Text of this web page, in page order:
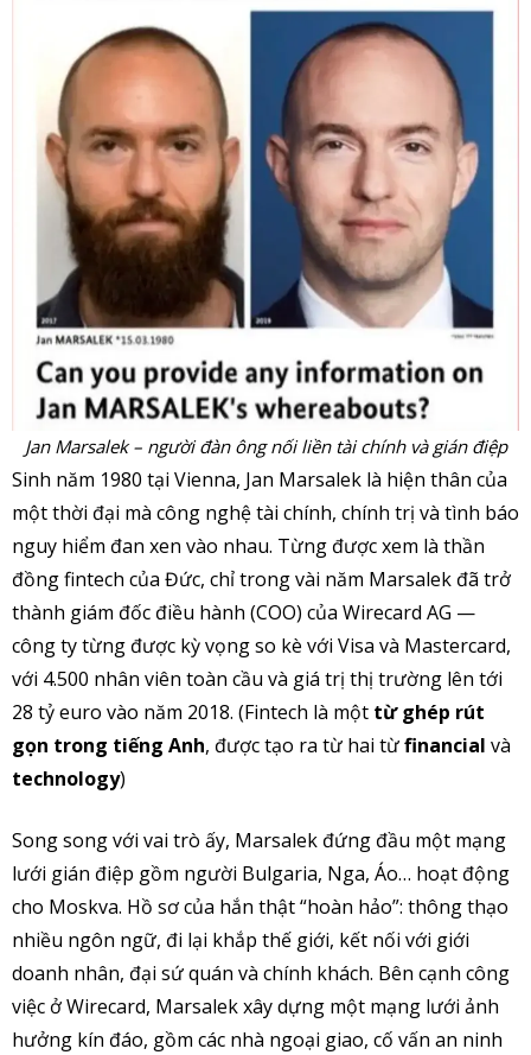
Jan Marsalek – người đàn ông nối liền tài chính và gián điệp
Sinh năm 1980 tại Vienna, Jan Marsalek là hiện thân của
một thời đại mà công nghệ tài chính, chính trị và tình báo
nguy hiểm đan xen vào nhau. Từng được xem là thần
đồng fintech của Đức, chỉ trong vài năm Marsalek đã trở
thành giám đốc điều hành (COO) của Wirecard AG —
công ty từng được kỳ vọng so kè với Visa và Mastercard,
với 4.500 nhân viên toàn cầu và giá trị thị trường lên tới
28 tỷ euro vào năm 2018. (Fintech là một từ ghép rút
gọn trong tiếng Anh, được tạo ra từ hai từfinancial và
technology)
Song song với vai trò ấy, Marsalek đứng đầu một mạng
lưới gián điệp gồm người Bulgaria, Nga, Áo… hoạt động
cho Moskva. Hồ sơ của hắn thật “hoàn hảo”: thông thạo
nhiều ngôn ngữ, đi lại khắp thế giới, kết nối với giới
doanh nhân, đại sứ quán và chính khách. Bên cạnh công
việc ở Wirecard, Marsalek xây dựng một mạng lưới ảnh
hưởng kín đáo, gồm các nhà ngoại giao, cố vấn an ninh